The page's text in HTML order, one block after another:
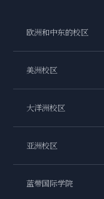
欧洲和中东的校区
美洲校区
大洋洲校区
亚洲校区
蓝带国际学院